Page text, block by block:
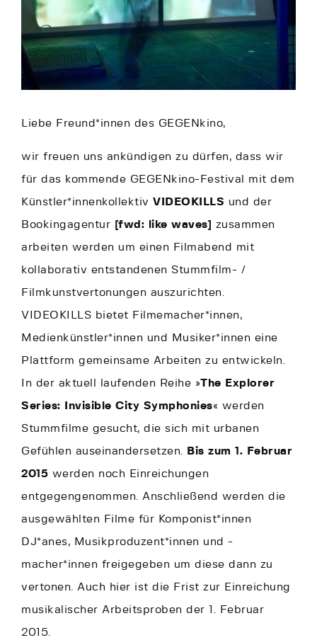
Liebe Freund*innen des GEGENkino,
wir freuen uns ankündigen zu dürfen, dass wir
für das kommende GEGENkino-Festival mit dem
Künstler*innenkollektiv VIDEOKILLS und der
Bookingagentur [fwd: like waves] zusammen
arbeiten werden um einen Filmabend mit
kollaborativ entstandenen Stummfilm- /
Filmkunstvertonungen auszurichten.
VIDEOKILLS bietet Filmemacher*innen,
Medienkünstler*innen und Musiker*innen eine
Plattform gemeinsame Arbeiten zu entwickeln.
In der aktuell laufenden Reihe »The Explorer
Series: Invisible City Symphonies« werden
Stummfilme gesucht, die sich mit urbanen
Gefühlen auseinandersetzen.
Bis zum 1. Februar
2015 werden noch Einreichungen
entgegengenommen. Anschließend werden die
ausgewählten Filme für Komponist*innen
DJ*anes, Musikproduzent*innen und -
macher*innen freigegeben um diese dann zu
vertonen. Auch hier ist die Frist zur Einreichung
musikalischer Arbeitsproben der 1. Februar
2015.